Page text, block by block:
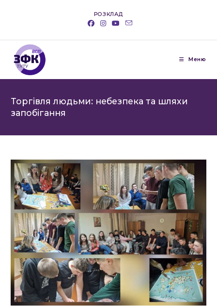
РОЗКЛАД
Меню
Торгівля людьми: небезпека та шляхи
запобігання